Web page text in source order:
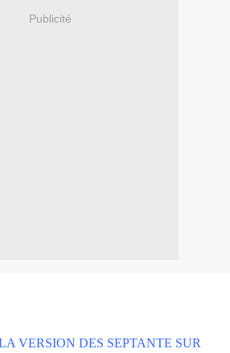
Publicité
VERSION DES SEPTANTE SUR